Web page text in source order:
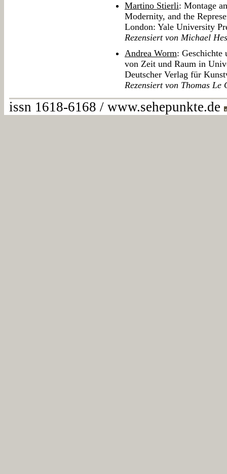
Martino Stierli: Montage
Modernity, and the
London: Yale University
Rezensiert von Michael
Andrea Worm: Geschichte
von Zeit und Raum in
Deutscher Verlag für
Rezensiert von Thomas Le
issn 1618-6168 / www.sehepunkte.de